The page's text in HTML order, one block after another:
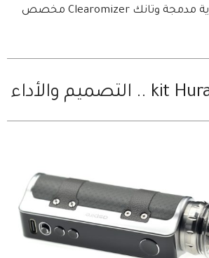
جهاز مود مزود ببطارية مدمجة وتانك Clearomizer مخصص